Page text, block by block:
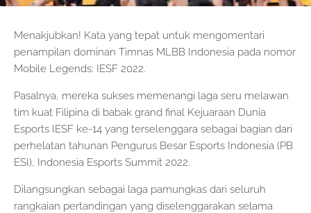
Menakjubkan! Kata yang tepat untuk mengomentari
penampilan dominan Timnas MLBB Indonesia pada nomor
Mobile Legends: IESF 2022.
Pasalnya, mereka sukses memenangi laga seru melawan
tim kuat Filipina di babak grand final Kejuaraan Dunia
Esports IESF ke-14 yang terselenggara sebagai bagian dari
perhelatan tahunan Pengurus Besar Esports Indonesia (PB
ESI), Indonesia Esports Summit 2022.
Dilangsungkan sebagai laga pamungkas dari seluruh
rangkaian pertandingan yang diselenggarakan selama